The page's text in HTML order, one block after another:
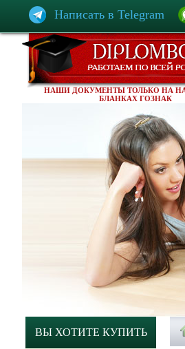
Написать в Telegram
НАШИ ДОКУМЕНТЫ ТОЛЬКО НА
БЛАНКАХ ГОЗНАК
ВЫ ХОТИТЕ КУПИТЬ